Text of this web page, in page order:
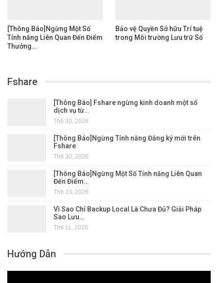
[Thông Báo]Ngừng Một Số
Tính năng Liên Quan Đến Điểm
Thưởng…
Bảo vệ Quyền Sở hữu Trí tuệ
trong Môi trường Lưu trữ Số
Fshare
[Thông Báo] Fshare ngừng kinh doanh một số
dịch vụ từ…
Th6 30, 2026
[Thông Báo]Ngừng Tính năng Đăng ký mới trên
Fshare
Th6 30, 2026
[Thông Báo]Ngừng Một Số Tính năng Liên Quan
Đến Điểm…
Th6 23, 2026
Vì Sao Chỉ Backup Local Là Chưa Đủ? Giải Pháp
Sao Lưu…
Th6 11, 2026
Hướng Dẫn